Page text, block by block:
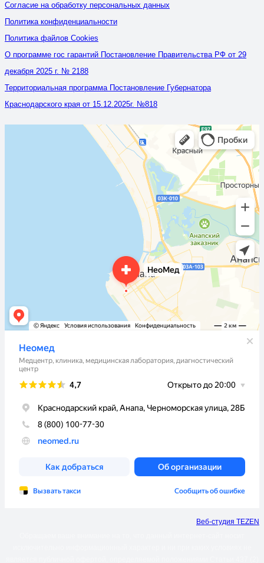
Согласие на обработку персональных данных
Политика конфиденциальности
Политика файлов Cookies
О программе гос гарантий Постановление Правительства РФ от 29
декабря 2025 г. № 2188
Территориальная программа Постановление Губернатора
Краснодарского края от 15.12.2025г. №818
Веб-студия TEZEN